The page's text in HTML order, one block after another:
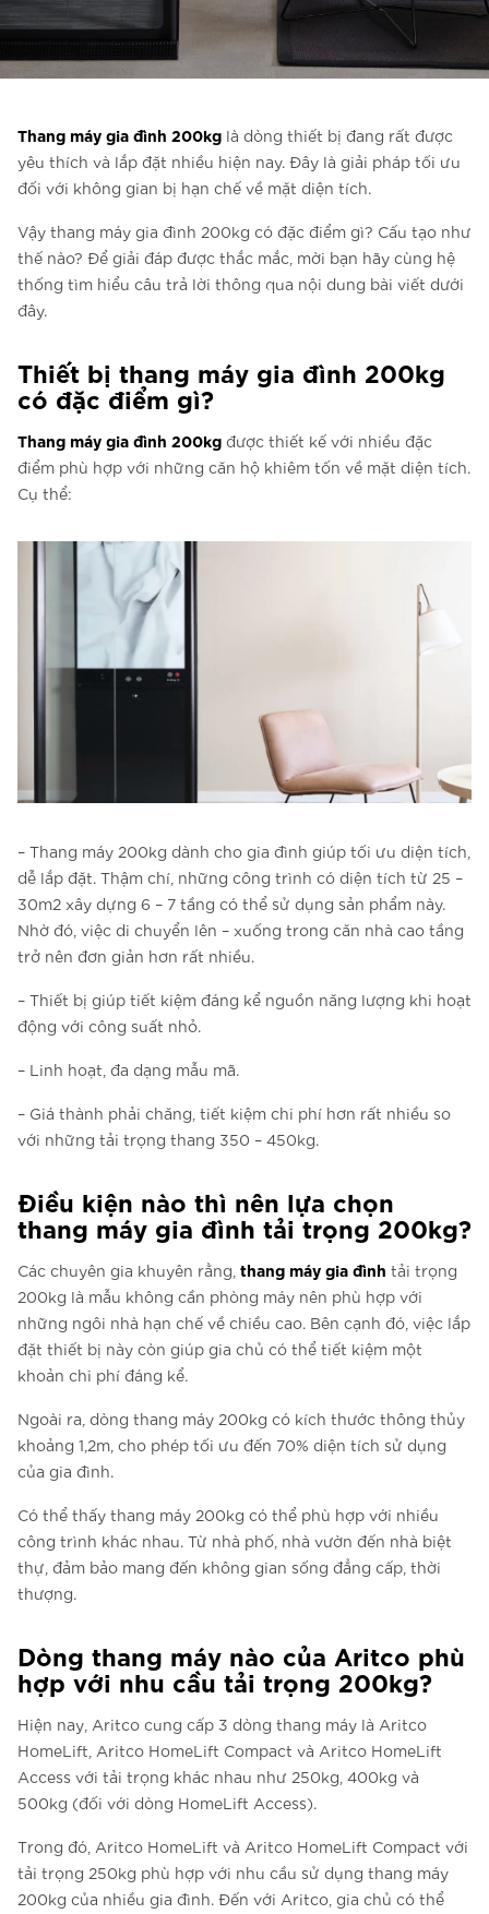
Liên hệ với chúng tôi
Liên hệ với chúng tôi
FAQ
Liên hệ với chúng tôi
VI
Thang máy gia đình 200kg là dòng thiết bị đang rất được
yêu thích và lắp đặt nhiều hiện nay. Đây là giải pháp tối ưu
đối với không gian bị hạn chế về mặt diện tích.
Vậy thang máy gia đình 200kg có đặc điểm gì? Cấu tạo như
thế nào? Để giải đáp được thắc mắc, mời bạn hãy cùng hệ
thống tìm hiểu câu trả lời thông qua nội dung bài viết dưới
đây.
Thiết bị thang máy gia đình 200kg
có đặc điểm gì?
Thang máy gia đình 200kg được thiết kế với nhiều đặc
điểm phù hợp với những căn hộ khiêm tốn về mặt diện tích.
Cụ thể:
– Thang máy 200kg dành cho gia đình giúp tối ưu diện tích,
dễ lắp đặt. Thậm chí, những công trình có diện tích từ 25 –
30m2 xây dựng 6 – 7 tầng có thể sử dụng sản phẩm này.
Nhờ đó, việc di chuyển lên – xuống trong căn nhà cao tầng
trở nên đơn giản hơn rất nhiều.
– Thiết bị giúp tiết kiệm đáng kể nguồn năng lượng khi hoạt
động với công suất nhỏ.
– Linh hoạt, đa dạng mẫu mã.
– Giá thành phải chăng, tiết kiệm chi phí hơn rất nhiều so
với những tải trọng thang 350 – 450kg.
Điều kiện nào thì nên lựa chọn
thang máy gia đình tải trọng 200kg?
Các chuyên gia khuyên rằng, thang máy gia đình tải trọng
200kg là mẫu không cần phòng máy nên phù hợp với
những ngôi nhà hạn chế về chiều cao. Bên cạnh đó, việc lắp
đặt thiết bị này còn giúp gia chủ có thể tiết kiệm một
khoản chi phí đáng kể.
Ngoài ra, dòng thang máy 200kg có kích thước thông thủy
khoảng 1,2m, cho phép tối ưu đến 70% diện tích sử dụng
của gia đình.
Có thể thấy thang máy 200kg có thể phù hợp với nhiều
công trình khác nhau. Từ nhà phố, nhà vườn đến nhà biệt
thự, đảm bảo mang đến không gian sống đẳng cấp, thời
thượng.
Dòng thang máy nào của Aritco phù
hợp với nhu cầu tải trọng 200kg?
Hiện nay, Aritco cung cấp 3 dòng thang máy là Aritco
HomeLift, Aritco HomeLift Compact và Aritco HomeLift
Access với tải trọng khác nhau như 250kg, 400kg và
500kg (đối với dòng HomeLift Access).
Trong đó, Aritco HomeLift và Aritco HomeLift Compact với
tải trọng 250kg phù hợp với nhu cầu sử dụng thang máy
200kg của nhiều gia đình. Đến với Aritco, gia chủ có thể